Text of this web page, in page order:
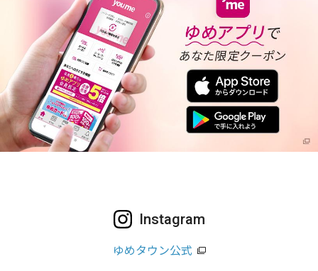
Instagram
ゆめタウン公式